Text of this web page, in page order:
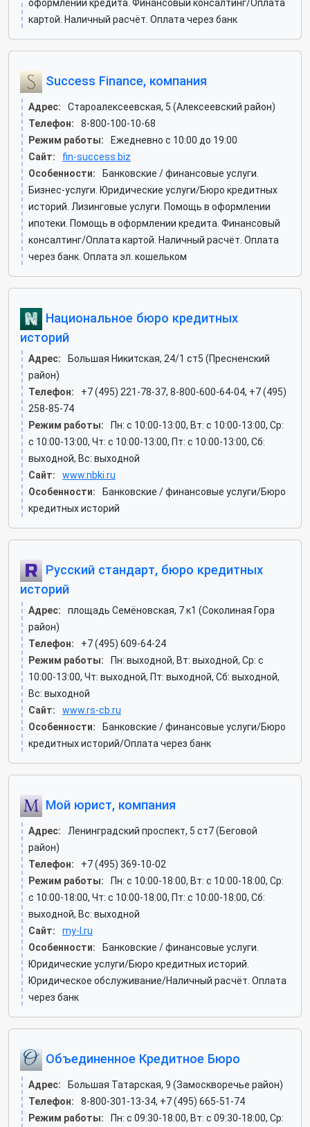
оформлении кредита. Финансовый консалтинг/Оплата
картой. Наличный расчёт. Оплата через банк
Success Finance, компания
Адрес:
Староалексеевская, 5 (Алексеевский район)
Телефон:
8-800-100-10-68
Режим работы:
Ежедневно с 10:00 до 19:00
Сайт:
fin-success.biz
Особенности:
Банковские / финансовые услуги.
Бизнес-услуги. Юридические услуги/Бюро кредитных
историй. Лизинговые услуги. Помощь в оформлении
ипотеки. Помощь в оформлении кредита. Финансовый
консалтинг/Оплата картой. Наличный расчёт. Оплата
через банк. Оплата эл. кошельком
Национальное бюро кредитных
историй
Адрес:
Большая Никитская, 24/1 ст5 (Пресненский
район)
Телефон:
+7 (495) 221-78-37, 8-800-600-64-04, +7 (495)
258-85-74
Режим работы:
Пн: c 10:00-13:00, Вт: c 10:00-13:00, Ср:
c 10:00-13:00, Чт: c 10:00-13:00, Пт: c 10:00-13:00, Сб:
выходной, Вс: выходной
Сайт:
www.nbki.ru
Особенности:
Банковские / финансовые услуги/Бюро
кредитных историй
Русский стандарт, бюро кредитных
историй
Адрес:
площадь Семёновская, 7 к1 (Соколиная Гора
район)
Телефон:
+7 (495) 609-64-24
Режим работы:
Пн: выходной, Вт: выходной, Ср: c
10:00-13:00, Чт: выходной, Пт: выходной, Сб: выходной,
Вс: выходной
Сайт:
www.rs-cb.ru
Особенности:
Банковские / финансовые услуги/Бюро
кредитных историй/Оплата через банк
Мой юрист, компания
Адрес:
Ленинградский проспект, 5 ст7 (Беговой
район)
Телефон:
+7 (495) 369-10-02
Режим работы:
Пн: c 10:00-18:00, Вт: c 10:00-18:00, Ср:
c 10:00-18:00, Чт: c 10:00-18:00, Пт: c 10:00-18:00, Сб:
выходной, Вс: выходной
Сайт:
my-l.ru
Особенности:
Банковские / финансовые услуги.
Юридические услуги/Бюро кредитных историй.
Юридическое обслуживание/Наличный расчёт. Оплата
через банк
Объединенное Кредитное Бюро
Адрес:
Большая Татарская, 9 (Замоскворечье район)
Телефон:
8-800-301-13-34, +7 (495) 665-51-74
Режим работы:
Пн: c 09:30-18:00, Вт: c 09:30-18:00, Ср: